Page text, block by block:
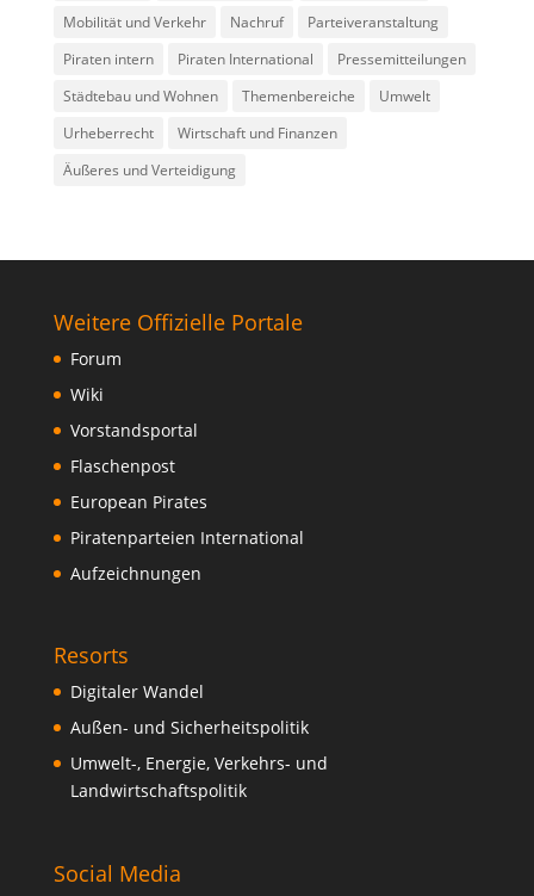
Mobilität und Verkehr
Nachruf
Parteiveranstaltung
Piraten intern
Piraten International
Pressemitteilungen
Städtebau und Wohnen
Themenbereiche
Umwelt
Urheberrecht
Wirtschaft und Finanzen
Äußeres und Verteidigung
Weitere Offizielle Portale
Forum
Wiki
Vorstandsportal
Flaschenpost
European Pirates
Piratenparteien International
Aufzeichnungen
Resorts
Digitaler Wandel
Außen- und Sicherheitspolitik
Umwelt-, Energie, Verkehrs- und
Landwirtschaftspolitik
Social Media